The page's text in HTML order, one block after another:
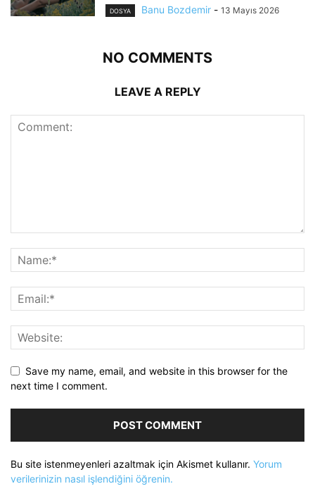
DOSYA Banu Bozdemir - 13 Mayıs 2026
NO COMMENTS
LEAVE A REPLY
Save my name, email, and website in this browser for the
next time I comment.
Bu site istenmeyenleri azaltmak için Akismet kullanır. Yorum
verilerinizin nasıl işlendiğini öğrenin.